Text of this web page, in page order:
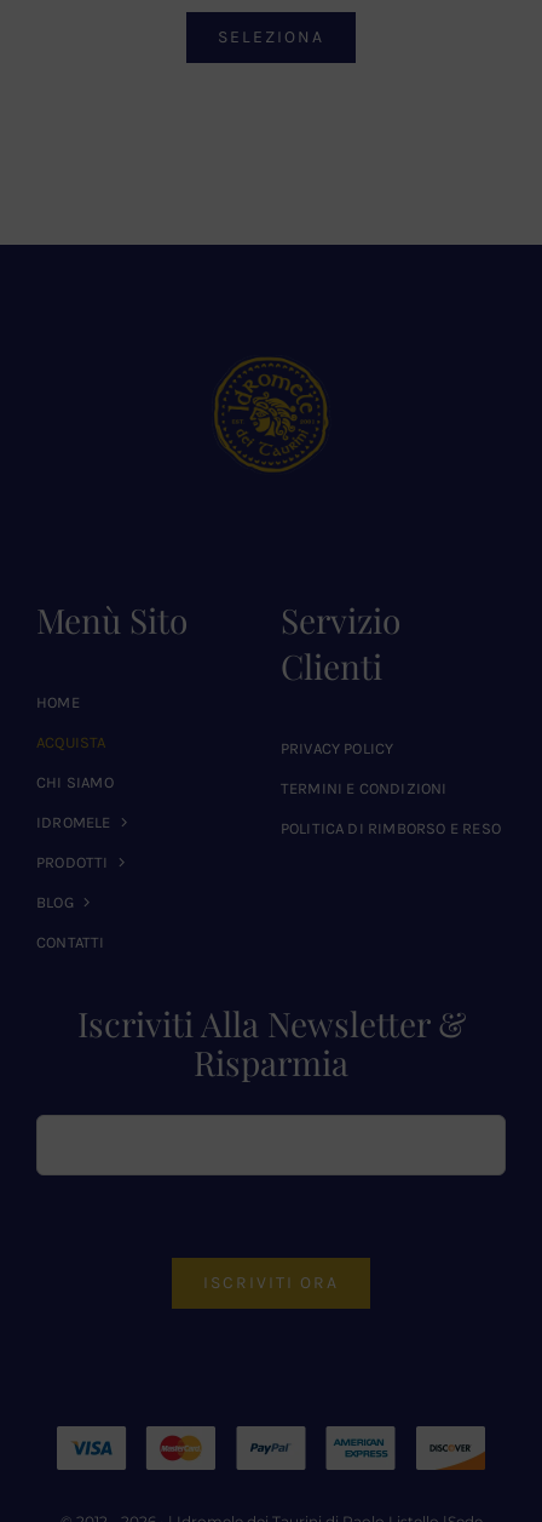
SELEZIONA
Menù Sito
HOME
ACQUISTA
CHI SIAMO
IDROMELE
PRODOTTI
BLOG
CONTATTI
Servizio
Clienti
PRIVACY POLICY
TERMINI E CONDIZIONI
POLITICA DI RIMBORSO E RESO
Iscriviti Alla Newsletter &
Risparmia
ISCRIVITI ORA